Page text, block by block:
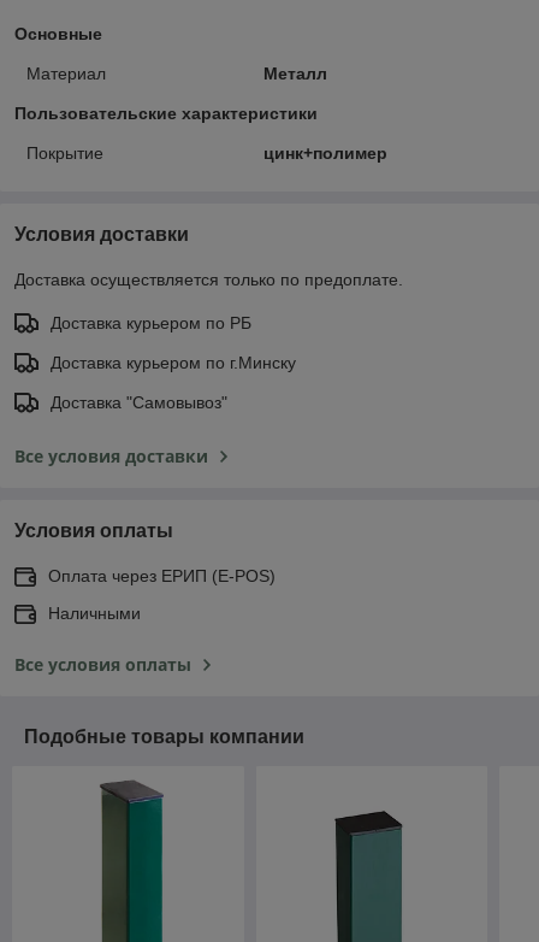
Основные
Материал Металл
Пользовательские характеристики
Покрытие цинк+полимер
Условия доставки
Доставка осуществляется только по предоплате.
Доставка курьером по РБ
Доставка курьером по г.Минску
Доставка "Самовывоз"
Все условия доставки
Условия оплаты
Оплата через ЕРИП (E-POS)
Наличными
Все условия оплаты
Подобные товары компании